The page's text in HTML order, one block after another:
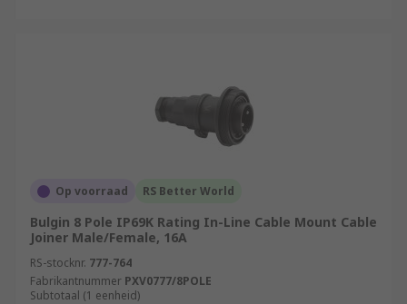
Op voorraad RS Better World
Bulgin 8 Pole IP69K Rating In-Line Cable Mount Cable
Joiner Male/Female, 16A
RS-stocknr. 777-764
Fabrikantnummer PXV0777/8POLE
Subtotaal (1 eenheid)